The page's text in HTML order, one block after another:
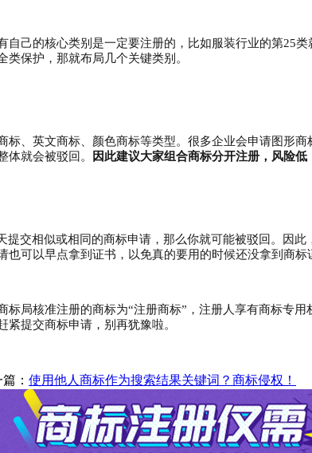
自己的核心类别是一定要注册的，比如服装行业的第25类
类保护，那就布局几个关键类别。
标、英文商标、颜色商标等类型。很多企业会申请图形
体就会被驳回。
因此建议大家组合商标分开注册，风险
提交相似或相同的商标申请，那么你就可能被驳回。因
可以早点拿到证书，以免真的要用的时候还没拿到商标
标局核准注册的商标为“注册商标”，注册人享有商标专
提交商标申请，别再犹豫啦。
： 使用他人商标作为搜索结果关键词？商标侵权！